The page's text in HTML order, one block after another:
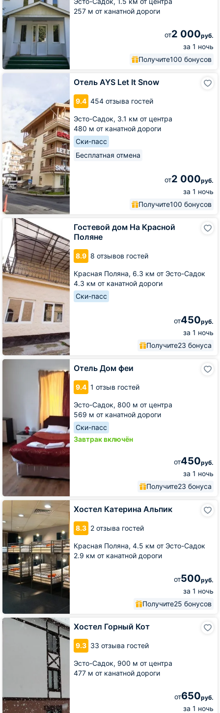
257 м от канатной дороги
от2 000руб.
за 1 ночь
Получите100 бонусов
Отель AYS Let It Snow
9.4 454 отзыва гостей
Эсто-Садок, 3.1 км от центра
480 м от канатной дороги
Ски-пасс
Бесплатная отмена
от2 000руб.
за 1 ночь
Получите100 бонусов
Отель
Гостевой дом На Красной
Поляне
8.9 8 отзывов гостей
Красная Поляна, 6.3 км от Эсто-Садок
4.3 км от канатной дороги
Ски-пасс
от450руб.
за 1 ночь
Получите23 бонуса
Гостевой
дом
Красной
Поляне
Отель Дом феи
9.4 1 отзыв гостей
Эсто-Садок, 800 м от центра
569 м от канатной дороги
Ски-пасс
Завтрак включён
от450руб.
за 1 ночь
Получите23 бонуса
Отель
Хостел Катерина Альпик
8.3 2 отзыва гостей
Красная Поляна, 4.5 км от Эсто-Садок
2.9 км от канатной дороги
от500руб.
за 1 ночь
Получите25 бонусов
Хостел
Катерина
Альпик
Хостел Горный Кот
9.3 33 отзыва гостей
Эсто-Садок, 900 м от центра
477 м от канатной дороги
от650руб.
за 1 ночь
Хостел